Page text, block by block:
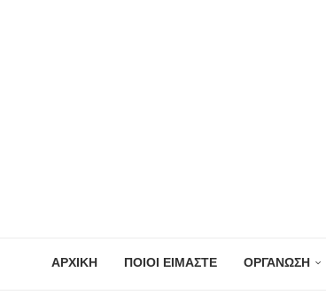
ΑΡΧΙΚΗ ΠΟΙΟΙ ΕΙΜΑΣΤΕ ΟΡΓΑΝΩΣΗ